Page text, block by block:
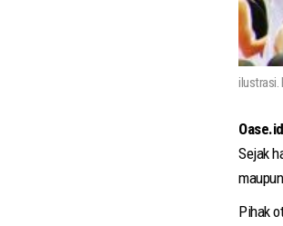
ilustrasi.
Sejak
Pihak